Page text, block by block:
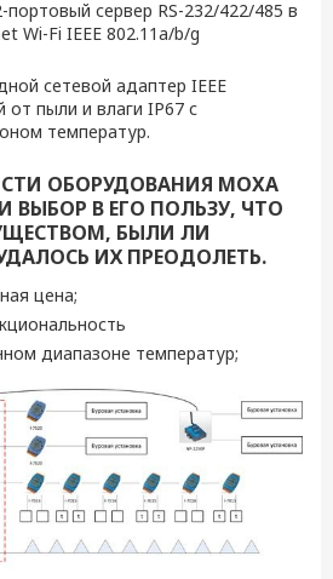
портовый сервер RS-232/422/485 в
Wi-Fi IEEE 802.11a/b/g
сетевой адаптер IEEE
от пыли и влаги IP67 с
температур.
ОБОРУДОВАНИЯ MOXA
ВЫБОР В ЕГО ПОЛЬЗУ, ЧТО
БЫЛИ ЛИ
ИХ ПРЕОДОЛЕТЬ.
цена;
диапазоне температур;